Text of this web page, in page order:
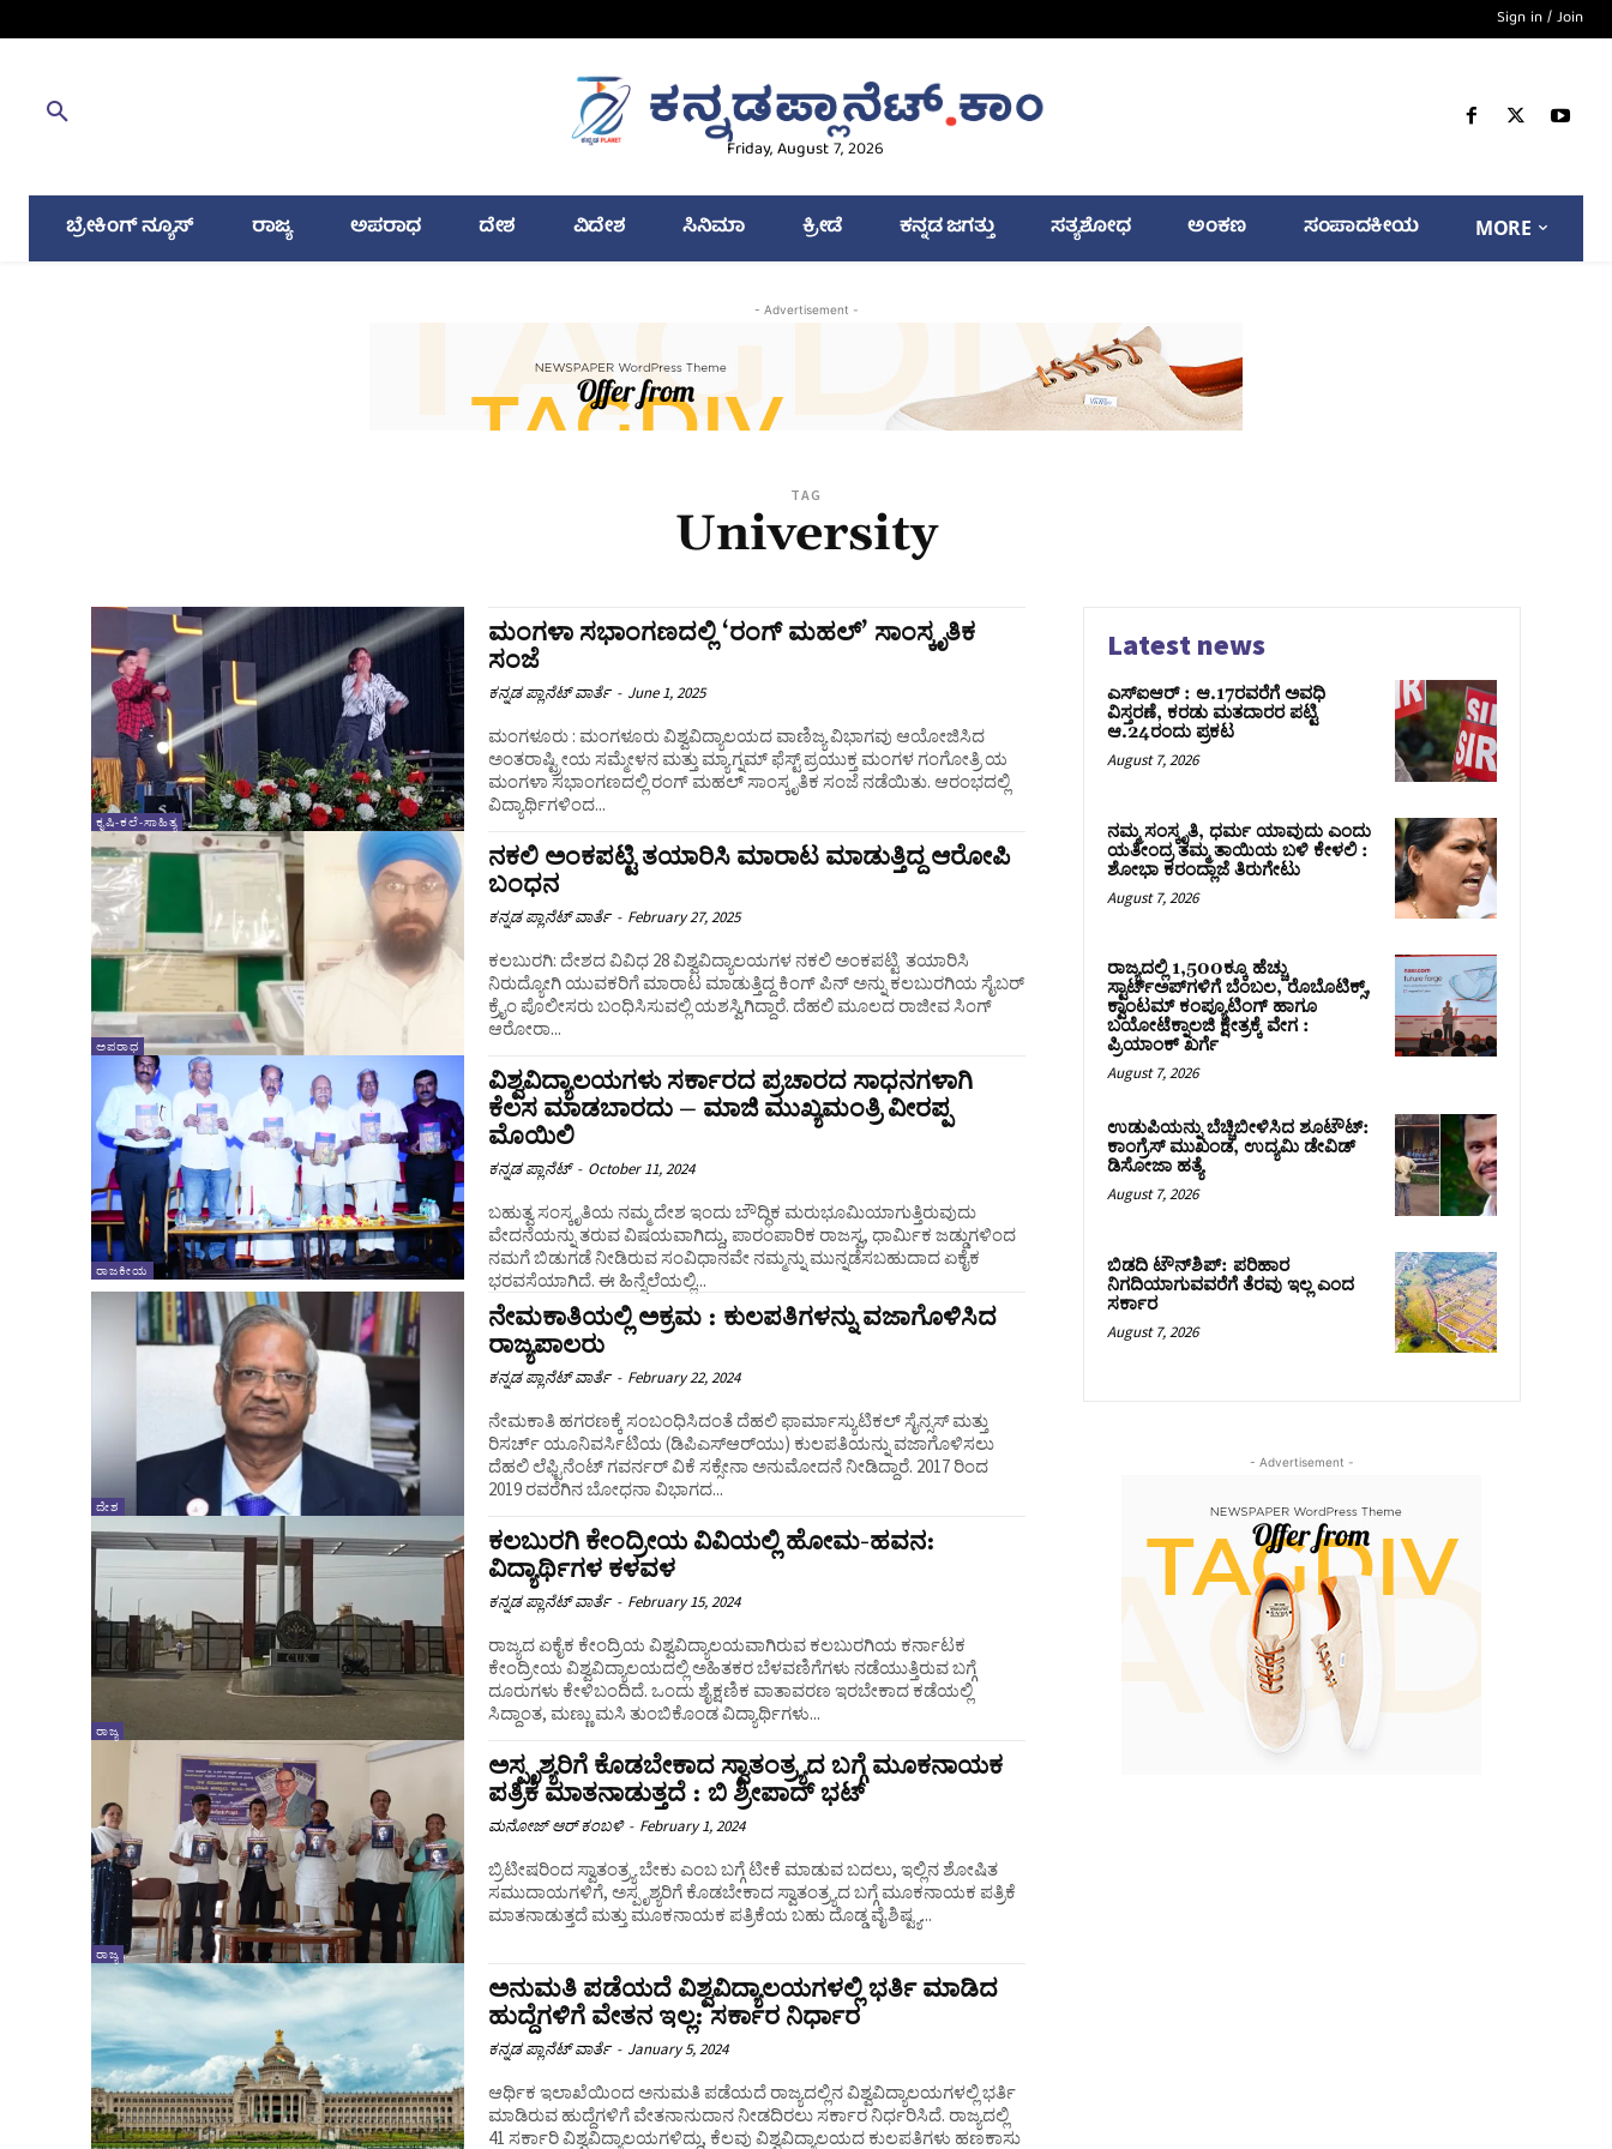
Sign in / Join
Friday, August 7, 2026
ಬ್ರೇಕಿಂಗ್ ನ್ಯೂಸ್ ರಾಜ್ಯ ಅಪರಾಧ ದೇಶ ವಿದೇಶ ಸಿನಿಮಾ ಕ್ರೀಡೆ ಕನ್ನಡ ಜಗತ್ತು ಸತ್ಯಶೋಧ ಅಂಕಣ ಸಂಪಾದಕೀಯ MORE
- Advertisement -
TAG
University
ಕೃಷಿ-ಕಲೆ-ಸಾಹಿತ್ಯ
ಮಂಗಳಾ ಸಭಾಂಗಣದಲ್ಲಿ ‘ರಂಗ್ ಮಹಲ್’ ಸಾಂಸ್ಕೃತಿಕ
ಸಂಜೆ
ಕನ್ನಡ ಪ್ಲಾನೆಟ್ ವಾರ್ತೆ - June 1, 2025
ಮಂಗಳೂರು : ಮಂಗಳೂರು ವಿಶ್ವವಿದ್ಯಾಲಯದ ವಾಣಿಜ್ಯ ವಿಭಾಗವು ಆಯೋಜಿಸಿದ
ಅಂತರಾಷ್ಟ್ರೀಯ ಸಮ್ಮೇಳನ ಮತ್ತು ಮ್ಯಾಗ್ನಮ್ ಫೆಸ್ಟ್ ಪ್ರಯುಕ್ತ ಮಂಗಳ ಗಂಗೋತ್ರಿ ಯ
ಮಂಗಳಾ ಸಭಾಂಗಣದಲ್ಲಿ ರಂಗ್ ಮಹಲ್ ಸಾಂಸ್ಕೃತಿಕ ಸಂಜೆ ನಡೆಯಿತು. ಆರಂಭದಲ್ಲಿ
ವಿದ್ಯಾರ್ಥಿಗಳಿಂದ...
ಅಪರಾಧ
ನಕಲಿ ಅಂಕಪಟ್ಟಿ ತಯಾರಿಸಿ ಮಾರಾಟ ಮಾಡುತ್ತಿದ್ದ ಆರೋಪಿ
ಬಂಧನ
ಕನ್ನಡ ಪ್ಲಾನೆಟ್ ವಾರ್ತೆ - February 27, 2025
ಕಲಬುರಗಿ: ದೇಶದ ವಿವಿಧ 28 ವಿಶ್ವವಿದ್ಯಾಲಯಗಳ ನಕಲಿ ಅಂಕಪಟ್ಟಿ ತಯಾರಿಸಿ
ನಿರುದ್ಯೋಗಿ ಯುವಕರಿಗೆ ಮಾರಾಟ ಮಾಡುತ್ತಿದ್ದ ಕಿಂಗ್ ಪಿನ್​​ ಅನ್ನು ಕಲಬುರಗಿಯ ಸೈಬರ್
ಕ್ರೈಂ ಪೊಲೀಸರು ಬಂಧಿಸಿಸುವಲ್ಲಿ ಯಶಸ್ವಿಗಿದ್ದಾರೆ. ದೆಹಲಿ ಮೂಲದ ರಾಜೀವ ಸಿಂಗ್
ಆರೋರಾ...
ರಾಜಕೀಯ
ವಿಶ್ವವಿದ್ಯಾಲಯಗಳು ಸರ್ಕಾರದ ಪ್ರಚಾರದ ಸಾಧನಗಳಾಗಿ
ಕೆಲಸ ಮಾಡಬಾರದು – ಮಾಜಿ ಮುಖ್ಯಮಂತ್ರಿ ವೀರಪ್ಪ
ಮೊಯಿಲಿ
ಕನ್ನಡ ಪ್ಲಾನೆಟ್ - October 11, 2024
ಬಹುತ್ವ ಸಂಸ್ಕೃತಿಯ ನಮ್ಮ ದೇಶ ಇಂದು ಬೌದ್ಧಿಕ ಮರುಭೂಮಿಯಾಗುತ್ತಿರುವುದು
ವೇದನೆಯನ್ನು ತರುವ ವಿಷಯವಾಗಿದ್ದು, ಪಾರಂಪಾರಿಕ ರಾಜಸ್ವ, ಧಾರ್ಮಿಕ ಜಡ್ಡುಗಳಿಂದ
ನಮಗೆ ಬಿಡುಗಡೆ ನೀಡಿರುವ ಸಂವಿಧಾನವೇ ನಮ್ಮನ್ನು ಮುನ್ನಡೆಸಬಹುದಾದ ಏಕೈಕ
ಭರವಸೆಯಾಗಿದೆ. ಈ ಹಿನ್ನೆಲೆಯಲ್ಲಿ...
ದೇಶ
ನೇಮಕಾತಿಯಲ್ಲಿ ಅಕ್ರಮ : ಕುಲಪತಿಗಳನ್ನು ವಜಾಗೊಳಿಸಿದ
ರಾಜ್ಯಪಾಲರು
ಕನ್ನಡ ಪ್ಲಾನೆಟ್ ವಾರ್ತೆ - February 22, 2024
ನೇಮಕಾತಿ ಹಗರಣಕ್ಕೆ ಸಂಬಂಧಿಸಿದಂತೆ ದೆಹಲಿ ಫಾರ್ಮಾಸ್ಯುಟಿಕಲ್ ಸೈನ್ಸಸ್ ಮತ್ತು
ರಿಸರ್ಚ್ ಯೂನಿವರ್ಸಿಟಿಯ (ಡಿಪಿಎಸ್ಆರ್‌ಯು) ಕುಲಪತಿಯನ್ನು ವಜಾಗೊಳಿಸಲು
ದೆಹಲಿ ಲೆಫ್ಟಿನೆಂಟ್ ಗವರ್ನರ್ ವಿಕೆ ಸಕ್ಸೇನಾ ಅನುಮೋದನೆ ನೀಡಿದ್ದಾರೆ. 2017 ರಿಂದ
2019 ರವರೆಗಿನ ಬೋಧನಾ ವಿಭಾಗದ...
ರಾಜ್ಯ
ಕಲಬುರಗಿ ಕೇಂದ್ರೀಯ ವಿವಿಯಲ್ಲಿ ಹೋಮ-ಹವನ:
ವಿದ್ಯಾರ್ಥಿಗಳ ಕಳವಳ
ಕನ್ನಡ ಪ್ಲಾನೆಟ್ ವಾರ್ತೆ - February 15, 2024
ರಾಜ್ಯದ ಏಕೈಕ ಕೇಂದ್ರಿಯ ವಿಶ್ವವಿದ್ಯಾಲಯವಾಗಿರುವ ಕಲಬುರಗಿಯ ಕರ್ನಾಟಕ
ಕೇಂದ್ರೀಯ ವಿಶ್ವವಿದ್ಯಾಲಯದಲ್ಲಿ ಅಹಿತಕರ ಬೆಳವಣಿಗೆಗಳು ನಡೆಯುತ್ತಿರುವ ಬಗ್ಗೆ
ದೂರುಗಳು ಕೇಳಿಬಂದಿದೆ. ಒಂದು ಶೈಕ್ಷಣಿಕ ವಾತಾವರಣ ಇರಬೇಕಾದ ಕಡೆಯಲ್ಲಿ
ಸಿದ್ದಾಂತ, ಮಣ್ಣು ಮಸಿ ತುಂಬಿಕೊಂಡ ವಿದ್ಯಾರ್ಥಿಗಳು...
ರಾಜ್ಯ
ಅಸ್ಪೃಶ್ಯರಿಗೆ ಕೊಡಬೇಕಾದ ಸ್ವಾತಂತ್ರ್ಯದ ಬಗ್ಗೆ ಮೂಕನಾಯಕ
ಪತ್ರಿಕೆ ಮಾತನಾಡುತ್ತದೆ : ಬಿ ಶ್ರೀಪಾದ್‌ ಭಟ್
ಮನೋಜ್ ಆರ್ ಕಂಬಳಿ - February 1, 2024
ಬ್ರಿಟೀಷರಿಂದ ಸ್ವಾತಂತ್ರ್ಯ ಬೇಕು ಎಂಬ ಬಗ್ಗೆ ಟೀಕೆ ಮಾಡುವ ಬದಲು, ಇಲ್ಲಿನ ಶೋಷಿತ
ಸಮುದಾಯಗಳಿಗೆ, ಅಸ್ಪೃಶ್ಯರಿಗೆ ಕೊಡಬೇಕಾದ ಸ್ವಾತಂತ್ರ್ಯದ ಬಗ್ಗೆ ಮೂಕನಾಯಕ ಪತ್ರಿಕೆ
ಮಾತನಾಡುತ್ತದೆ ಮತ್ತು ಮೂಕನಾಯಕ ಪತ್ರಿಕೆಯ ಬಹು ದೊಡ್ಡ ವೈಶಿಷ್ಟ್ಯ...
ಅನುಮತಿ ಪಡೆಯದೆ ವಿಶ್ವವಿದ್ಯಾಲಯಗಳಲ್ಲಿ ಭರ್ತಿ ಮಾಡಿದ
ಹುದ್ದೆಗಳಿಗೆ ವೇತನ ಇಲ್ಲ: ಸರ್ಕಾರ ನಿರ್ಧಾರ
ಕನ್ನಡ ಪ್ಲಾನೆಟ್ ವಾರ್ತೆ - January 5, 2024
ಆರ್ಥಿಕ ಇಲಾಖೆಯಿಂದ ಅನುಮತಿ ಪಡೆಯದೆ ರಾಜ್ಯದಲ್ಲಿನ ವಿಶ್ವವಿದ್ಯಾಲಯಗಳಲ್ಲಿ ಭರ್ತಿ
ಮಾಡಿರುವ ಹುದ್ದೆಗಳಿಗೆ ವೇತನಾನುದಾನ ನೀಡದಿರಲು ಸರ್ಕಾರ ನಿರ್ಧರಿಸಿದೆ. ರಾಜ್ಯದಲ್ಲಿ
41 ಸರ್ಕಾರಿ ವಿಶ್ವವಿದ್ಯಾಲಯಗಳಿದ್ದು, ಕೆಲವು ವಿಶ್ವವಿದ್ಯಾಲಯದ ಕುಲಪತಿಗಳು ಹಣಕಾಸು
Latest news
ಎಸ್‌ಐಆರ್‌ : ಆ.17ರವರೆಗೆ ಅವಧಿ
ವಿಸ್ತರಣೆ, ಕರಡು ಮತದಾರರ ಪಟ್ಟಿ
ಆ.24ರಂದು ಪ್ರಕಟ
August 7, 2026
ನಮ್ಮ ಸಂಸ್ಕೃತಿ, ಧರ್ಮ ಯಾವುದು ಎಂದು
ಯತೀಂದ್ರ ತಮ್ಮ ತಾಯಿಯ ಬಳಿ ಕೇಳಲಿ :
ಶೋಭಾ ಕರಂದ್ಲಾಜೆ ತಿರುಗೇಟು
August 7, 2026
ರಾಜ್ಯದಲ್ಲಿ 1,500ಕ್ಕೂ ಹೆಚ್ಚು
ಸ್ಟಾರ್ಟ್‌ಅಪ್‌ಗಳಿಗೆ ಬೆಂಬಲ, ರೊಬೊಟಿಕ್ಸ್,
ಕ್ವಾಂಟಮ್ ಕಂಪ್ಯೂಟಿಂಗ್ ಹಾಗೂ
ಬಯೋಟೆಕ್ನಾಲಜಿ ಕ್ಷೇತ್ರಕ್ಕೆ ವೇಗ :
ಪ್ರಿಯಾಂಕ್‌ ಖರ್ಗೆ
August 7, 2026
ಉಡುಪಿಯನ್ನು ಬೆಚ್ಚಿಬೀಳಿಸಿದ ಶೂಟೌಟ್‌:
ಕಾಂಗ್ರೆಸ್‌ ಮುಖಂಡ, ಉದ್ಯಮಿ ಡೇವಿಡ್
ಡಿಸೋಜಾ ಹತ್ಯೆ
August 7, 2026
ಬಿಡದಿ ಟೌನ್‌ಶಿಪ್‌: ಪರಿಹಾರ
ನಿಗದಿಯಾಗುವವರೆಗೆ ತೆರವು ಇಲ್ಲ ಎಂದ
ಸರ್ಕಾರ
August 7, 2026
- Advertisement -